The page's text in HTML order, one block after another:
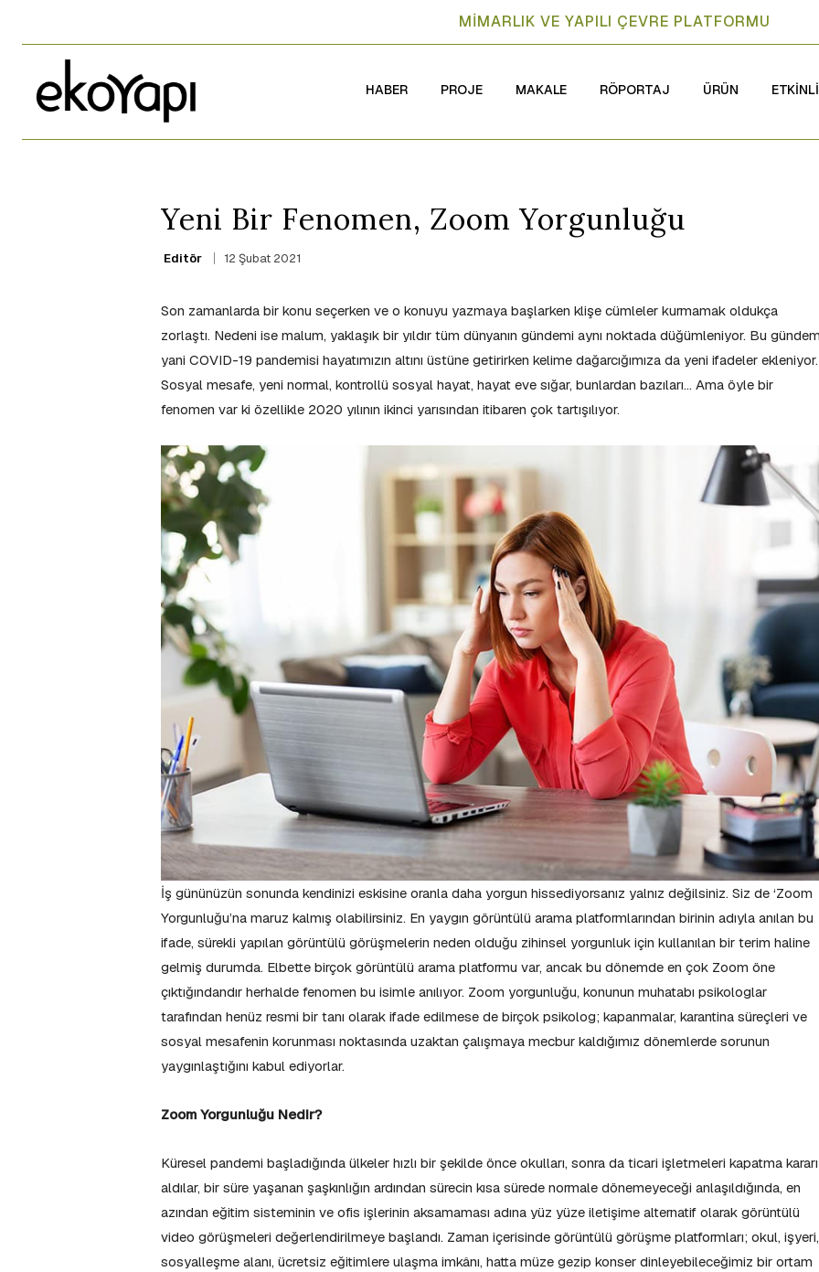
MİMARLIK VE YAPILI ÇEVRE PLATFORMU
HABER PROJE MAKALE RÖPORTAJ ÜRÜN
Yeni Bir Fenomen, Zoom Yorgunluğu
Editör 12 Şubat 2021
Son zamanlarda bir konu seçerken ve o konuyu yazmaya başlarken klişe cümleler kurmamak oldukça
zorlaştı. Nedeni ise malum, yaklaşık bir yıldır tüm dünyanın gündemi aynı noktada düğümleniyor. Bu
yani COVID-19 pandemisi hayatımızın altını üstüne getirirken kelime dağarcığımıza da yeni ifadeler ekleniyor.
Sosyal mesafe, yeni normal, kontrollü sosyal hayat, hayat eve sığar, bunlardan bazıları… Ama öyle bir
fenomen var ki özellikle 2020 yılının ikinci yarısından itibaren çok tartışılıyor.
İş gününüzün sonunda kendinizi eskisine oranla daha yorgun hissediyorsanız yalnız değilsiniz. Siz de ‘Zoom
Yorgunluğu’na maruz kalmış olabilirsiniz. En yaygın görüntülü arama platformlarından birinin adıyla anılan bu
ifade, sürekli yapılan görüntülü görüşmelerin neden olduğu zihinsel yorgunluk için kullanılan bir terim haline
gelmiş durumda. Elbette birçok görüntülü arama platformu var, ancak bu dönemde en çok Zoom öne
çıktığındandır herhalde fenomen bu isimle anılıyor. Zoom yorgunluğu, konunun muhatabı psikologlar
tarafından henüz resmi bir tanı olarak ifade edilmese de birçok psikolog; kapanmalar, karantina süreçleri ve
sosyal mesafenin korunması noktasında uzaktan çalışmaya mecbur kaldığımız dönemlerde sorunun
yaygınlaştığını kabul ediyorlar.
Zoom Yorgunluğu Nedir?
Küresel pandemi başladığında ülkeler hızlı bir şekilde önce okulları, sonra da ticari işletmeleri kapatma kararı
aldılar, bir süre yaşanan şaşkınlığın ardından sürecin kısa sürede normale dönemeyeceği anlaşıldığında, en
azından eğitim sisteminin ve ofis işlerinin aksamaması adına yüz yüze iletişime alternatif olarak görüntülü
video görüşmeleri değerlendirilmeye başlandı. Zaman içerisinde görüntülü görüşme platformları; okul, işyeri,
sosyalleşme alanı, ücretsiz eğitimlere ulaşma imkânı, hatta müze gezip konser dinleyebileceğimiz bir ortam